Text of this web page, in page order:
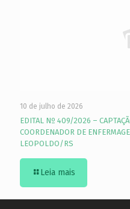
10 de julho de 2026
EDITAL Nº 409/2026 –
COORDENADOR DE
LEOPOLDO/RS
Leia mais